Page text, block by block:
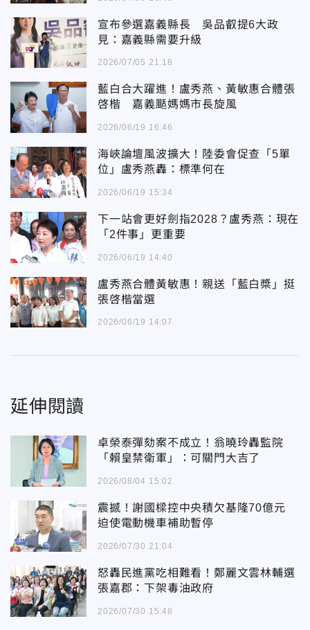
宣布參選嘉義縣長 吳品叡提6大政
見：嘉義縣需要升級
2026/07/05 21:18
藍白合大躍進！盧秀燕、黃敏惠合體張
啓楷 嘉義颳媽媽市長旋風
2026/06/19 16:46
海峽論壇風波擴大！陸委會促查「5單
位」盧秀燕轟：標準何在
2026/06/19 15:34
下一站會更好劍指2028？盧秀燕：現在
「2件事」更重要
2026/06/19 14:40
盧秀燕合體黃敏惠！親送「藍白槳」挺
張啓楷當選
2026/06/19 14:07
延伸閱讀
卓榮泰彈劾案不成立！翁曉玲轟監院
「賴皇禁衛軍」：可關門大吉了
2026/08/04 15:02
震撼！謝國樑控中央積欠基隆70億元
迫使電動機車補助暫停
2026/07/30 21:04
怒轟民進黨吃相難看！鄭麗文雲林輔選
張嘉郡：下架毒油政府
2026/07/30 15:48